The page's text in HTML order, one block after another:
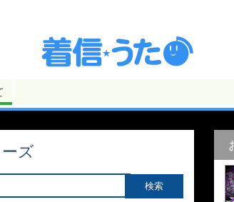
ズ